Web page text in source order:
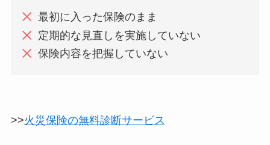
最初に入った保険のまま
定期的な見直しを実施していない
保険内容を把握していない
>>火災保険の無料診断サービス